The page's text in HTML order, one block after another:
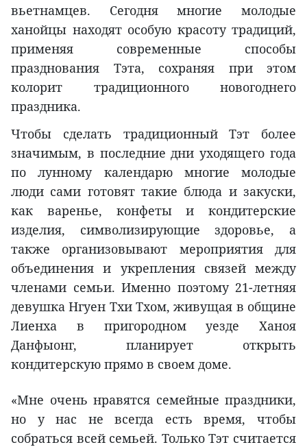
вьетнамцев. Сегодня многие молодые
ханойцы находят особую красоту традиций,
применяя современные способы
празднования Тэта, сохраняя при этом
колорит традиционного новогоднего
праздника.
Чтобы сделать традиционный Тэт более
значимым, в последние дни уходящего года
по лунному календарю многие молодые
люди сами готовят такие блюда и закуски,
как варенье, конфеты и кондитерские
изделия, символизирующие здоровье, а
также организовывают мероприятия для
объединения и укрепления связей между
членами семьи. Именно поэтому 21-летняя
девушка Нгуен Тхи Тхом, живущая в общине
Лиенха в пригородном уезде Ханоя
Данфыонг, планирует открыть
кондитерскую прямо в своем доме.
«Мне очень нравятся семейные праздники,
но у нас не всегда есть время, чтобы
собраться всей семьей. Только Тэт считается